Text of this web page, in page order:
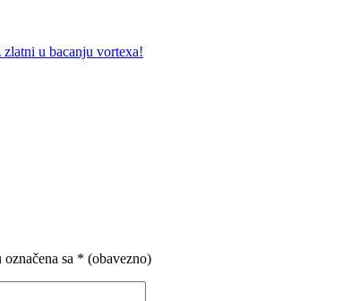
zlatni u bacanju vortexa!
sa * (obavezno)